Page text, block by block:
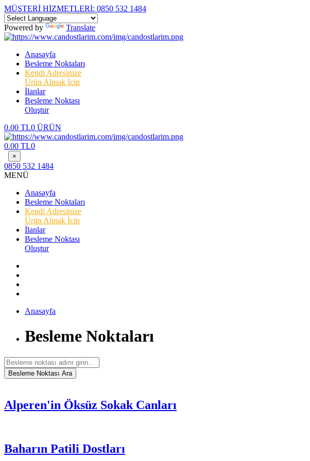
MÜŞTERİ HİZMETLERİ: 0850 532 1484
Powered by Translate
Anasayfa
Besleme Noktaları
Kendi Adresinize
Ürün Almak İçin
İlanlar
Besleme Noktası
Oluştur
0.00 TL0 ÜRÜN
0.00 TL0
×
0850 532 1484
MENÜ
Anasayfa
Besleme Noktaları
Kendi Adresinize
Ürün Almak İçin
İlanlar
Besleme Noktası
Oluştur
Anasayfa
Besleme Noktaları
Alperen'in Öksüz Sokak Canları
Baharın Patili Dostları